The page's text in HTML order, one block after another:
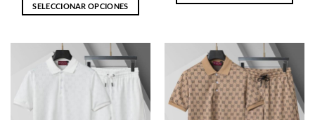
SELECCIONAR OPCIONES
tiene
múltiples
variantes.
opciones
múltiples
variantes.
Las
opciones
se